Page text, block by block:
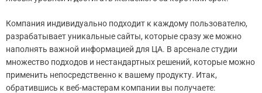
Компания индивидуально подходит к каждому пользователю,
разрабатывает уникальные сайты, которые сразу же можно
наполнять важной информацией для ЦА. В арсенале студии
множество подходов и нестандартных решений, которые можно
применить непосредственно к вашему продукту. Итак,
обратившись к веб-мастерам компании вы получаете: